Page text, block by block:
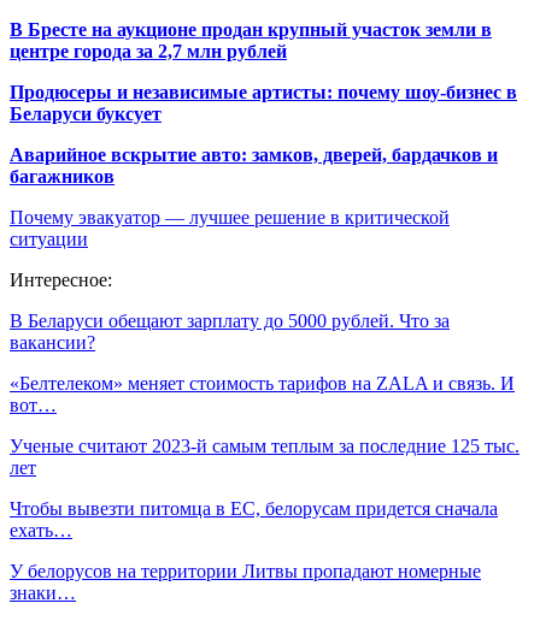
В Бресте на аукционе продан крупный участок земли в
центре города за 2,7 млн рублей
Продюсеры и независимые артисты: почему шоу-бизнес в
Беларуси буксует
Аварийное вскрытие авто: замков, дверей, бардачков и
багажников
Почему эвакуатор — лучшее решение в критической
ситуации
Интересное:
В Беларуси обещают зарплату до 5000 рублей. Что за
вакансии?
«Белтелеком» меняет стоимость тарифов на ZALA и связь. И
вот…
Ученые считают 2023-й самым теплым за последние 125 тыс.
лет
Чтобы вывезти питомца в ЕС, белорусам придется сначала
ехать…
У белорусов на территории Литвы пропадают номерные
знаки…